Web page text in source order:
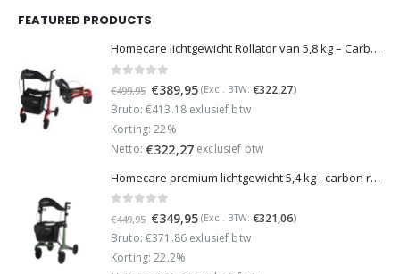
FEATURED PRODUCTS
Homecare lichtgewicht Rollator van 5,8 kg – Carbon rollator tot 150 kg draaggewicht – Dubbel opvouwbaar en inclusief reistas - Rood
€499,95 Oorspronkelijke
prijs
was:
€499,95.
€389,95Huidige
prijs
€389,95.
(Excl. BTW: €322,27)
Bruto: €413.18 exlusief btw
Korting: 22%
Netto: €322,27exclusief btw
Homecare premium lichtgewicht 5,4 kg - carbon rollator - 150 kg draaggewicht - Opvouwbaar - Groen - incl stokhouder
out of 5
€449,95 Oorspronkelijke
prijs
was:
€349,95Huidige
prijs
(Excl. BTW: €321,06)
Bruto: €371.86 exlusief btw
Korting: 22.2%